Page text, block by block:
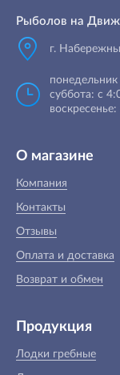
Рыболов на
г.
суббота: с
О магазине
Компания
Контакты
Отзывы
Оплата и доставка
Возврат и обмен
Продукция
Лодки гребные